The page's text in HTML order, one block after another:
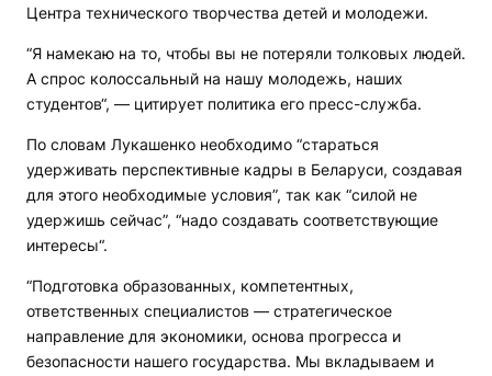
Центра технического творчества детей и молодежи.
“Я намекаю на то, чтобы вы не потеряли толковых людей.
А спрос колоссальный на нашу молодежь, наших
студентов“, — цитирует политика его пресс-служба.
По словам Лукашенко необходимо “стараться
удерживать перспективные кадры в Беларуси, создавая
для этого необходимые условия”, так как “силой не
удержишь сейчас”, “надо создавать соответствующие
интересы“.
“Подготовка образованных, компетентных,
ответственных специалистов — стратегическое
направление для экономики, основа прогресса и
безопасности нашего государства. Мы вкладываем и